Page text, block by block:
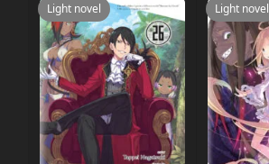
Light novel Light novel